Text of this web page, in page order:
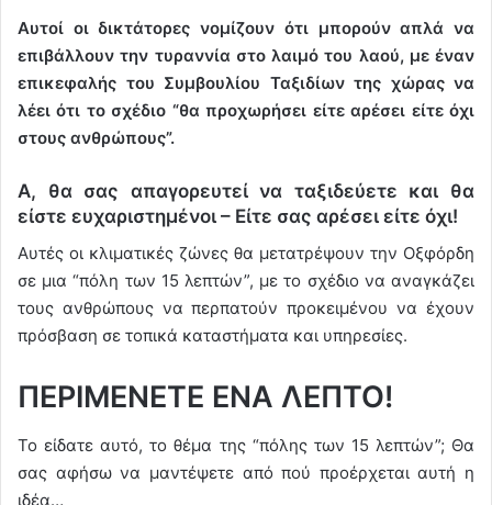
Αυτοί οι δικτάτορες νομίζουν ότι μπορούν απλά να
επιβάλλουν την τυραννία στο λαιμό του λαού, με έναν
επικεφαλής του Συμβουλίου Ταξιδίων της χώρας να
λέει ότι το σχέδιο “θα προχωρήσει είτε αρέσει είτε όχι
στους ανθρώπους”.
Α, θα σας απαγορευτεί να ταξιδεύετε και θα
είστε ευχαριστημένοι – Είτε σας αρέσει είτε όχι!
Αυτές οι κλιματικές ζώνες θα μετατρέψουν την Οξφόρδη
σε μια “πόλη των 15 λεπτών”, με το σχέδιο να αναγκάζει
τους ανθρώπους να περπατούν προκειμένου να έχουν
πρόσβαση σε τοπικά καταστήματα και υπηρεσίες.
ΠΕΡΙΜΕΝΕΤΕ ΕΝΑ ΛΕΠΤΟ!
Το είδατε αυτό, το θέμα της “πόλης των 15 λεπτών”; Θα
σας αφήσω να μαντέψετε από πού προέρχεται αυτή η
ιδέα…